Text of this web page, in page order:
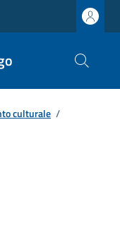
culturale /